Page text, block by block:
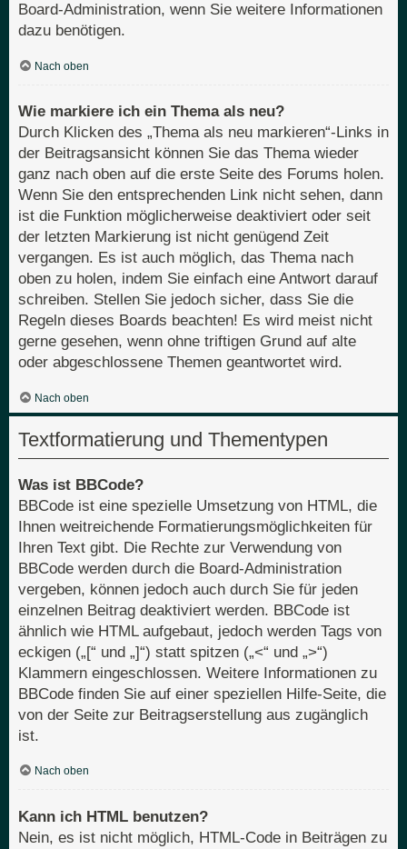
Board-Administration, wenn Sie weitere Informationen
dazu benötigen.
Nach oben
Wie markiere ich ein Thema als neu?
Durch Klicken des „Thema als neu markieren“-Links in
der Beitragsansicht können Sie das Thema wieder
ganz nach oben auf die erste Seite des Forums holen.
Wenn Sie den entsprechenden Link nicht sehen, dann
ist die Funktion möglicherweise deaktiviert oder seit
der letzten Markierung ist nicht genügend Zeit
vergangen. Es ist auch möglich, das Thema nach
oben zu holen, indem Sie einfach eine Antwort darauf
schreiben. Stellen Sie jedoch sicher, dass Sie die
Regeln dieses Boards beachten! Es wird meist nicht
gerne gesehen, wenn ohne triftigen Grund auf alte
oder abgeschlossene Themen geantwortet wird.
Nach oben
Textformatierung und Thementypen
Was ist BBCode?
BBCode ist eine spezielle Umsetzung von HTML, die
Ihnen weitreichende Formatierungsmöglichkeiten für
Ihren Text gibt. Die Rechte zur Verwendung von
BBCode werden durch die Board-Administration
vergeben, können jedoch auch durch Sie für jeden
einzelnen Beitrag deaktiviert werden. BBCode ist
ähnlich wie HTML aufgebaut, jedoch werden Tags von
eckigen („[“ und „]“) statt spitzen („<“ und „>“)
Klammern eingeschlossen. Weitere Informationen zu
BBCode finden Sie auf einer speziellen Hilfe-Seite, die
von der Seite zur Beitragserstellung aus zugänglich
ist.
Nach oben
Kann ich HTML benutzen?
Nein, es ist nicht möglich, HTML-Code in Beiträgen zu